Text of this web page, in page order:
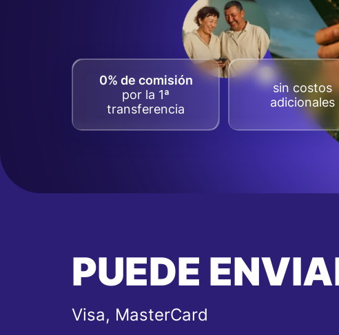
0% de comisión
por la 1ª
transferencia
sin costos
adicionales
PUEDE
Visa, MasterCard